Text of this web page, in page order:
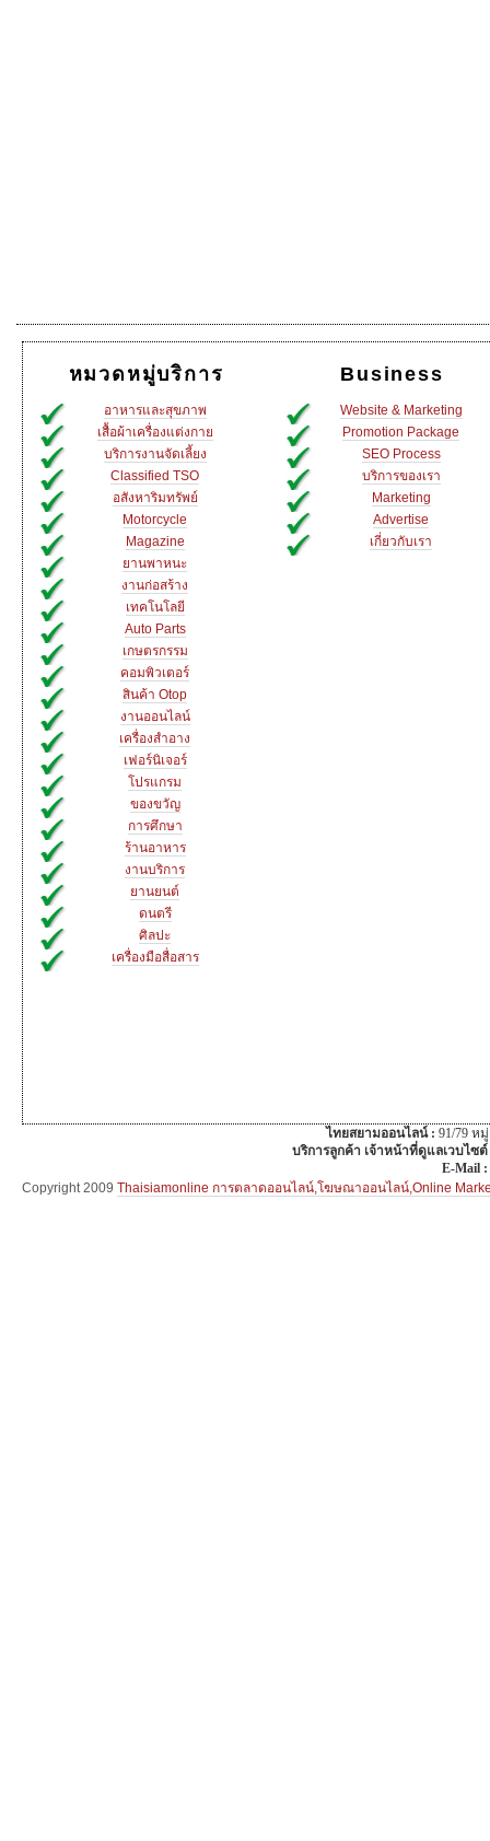
หมวดหมู่บริการ
อาหารและสุขภาพ
เสื้อผ้าเครื่องแต่งกาย
บริการงานจัดเลี้ยง
Classified TSO
อสังหาริมทรัพย์
Motorcycle
Magazine
ยานพาหนะ
งานก่อสร้าง
เทคโนโลยี
Auto Parts
เกษตรกรรม
คอมพิวเตอร์
สินค้า Otop
งานออนไลน์
เครื่องสำอาง
เฟอร์นิเจอร์
โปรแกรม
ของขวัญ
การศึกษา
ร้านอาหาร
งานบริการ
ยานยนต์
ดนตรี
ศิลปะ
เครื่องมือสื่อสาร
Business
Website & Marketing
Promotion Package
SEO Process
บริการของเรา
Marketing
Advertise
เกี่ยวกับเรา
ไทยสยามออนไลน์ : 91/79 ห
บริการลูกค้า เจ้าหน้าที่ดูแลเวบไซ
E-Mail :
Copyright 2009 Thaisiamonline การตลาดออนไลน์,โฆษณาออนไลน์,Online